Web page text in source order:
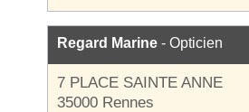
Regard Marine - Opticien
7 PLACE SAINTE ANNE
35000 Rennes